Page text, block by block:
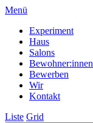
Menü
Experiment
Haus
Salons
Bewohner:innen
Bewerben
Wir
Kontakt
Liste Grid